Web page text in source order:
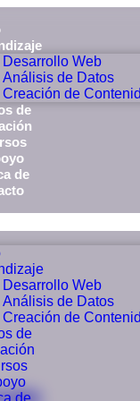
Desarrollo Web
Análisis de Datos
Creación de
de
de
Desarrollo Web
Análisis de Datos
Creación de
de
de